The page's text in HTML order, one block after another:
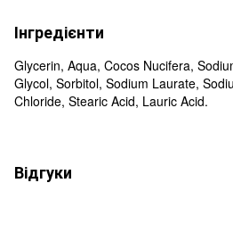
Інгредієнти
Glycerin, Aqua, Cocos Nucifera,
Glycol, Sorbitol, Sodium Laurate,
Chloride, Stearic Acid, Lauric Acid.
Відгуки